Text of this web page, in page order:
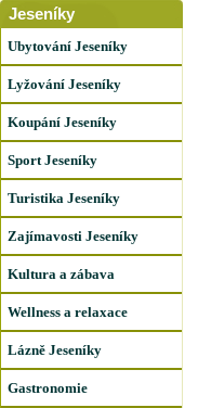
Jeseníky
Ubytování Jeseníky
Lyžování Jeseníky
Koupání Jeseníky
Sport Jeseníky
Turistika Jeseníky
Zajímavosti Jeseníky
Kultura a zábava
Wellness a relaxace
Lázně Jeseníky
Gastronomie